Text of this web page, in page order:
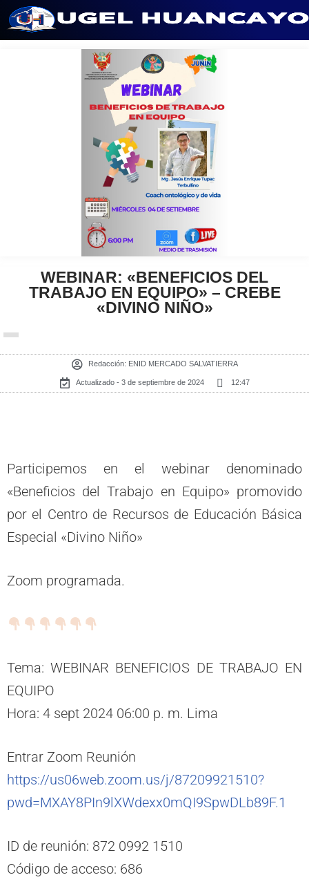
WEBINAR: «BENEFICIOS DEL
TRABAJO EN EQUIPO» – CREBE
«DIVINO NIÑO»
Redacción: ENID MERCADO SALVATIERRA
Actualizado - 3 de septiembre de 2024 12:47
Participemos en el webinar denominado
«Beneficios del Trabajo en Equipo» promovido
por el Centro de Recursos de Educación Básica
Especial «Divino Niño»
Zoom programada.
Tema: WEBINAR BENEFICIOS DE TRABAJO EN
EQUIPO
Hora: 4 sept 2024 06:00 p. m. Lima
Entrar Zoom Reunión
https://us06web.zoom.us/j/87209921510?
pwd=MXAY8PIn9lXWdexx0mQI9SpwDLb89F.1
ID de reunión: 872 0992 1510
Código de acceso: 686